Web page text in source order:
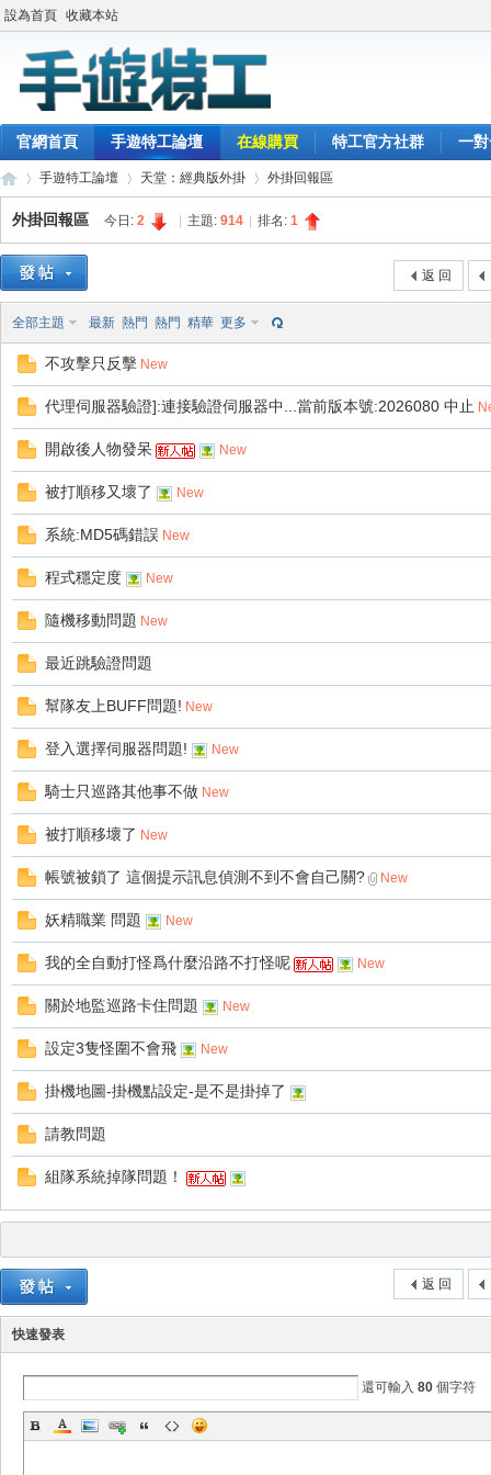
設為首頁 收藏本站
官網首頁 手遊特工論壇 在線購買 特工官方社群 一
»
手遊特工論壇 天堂：經典版外掛 外掛回報區
外掛回報區 今日: 2 主題: 914 排名: 1
返 回
全部主題 最新 熱門 熱門 精華 更多
不攻擊只反擊 New
代理伺服器驗證]:連接驗證伺服器中...當前版本號:2026080 中止
開啟後人物發呆 New
被打順移又壞了 New
系統:MD5碼錯誤 New
程式穩定度 New
隨機移動問題 New
最近跳驗證問題
幫隊友上BUFF問題! New
登入選擇伺服器問題! New
騎士只巡路其他事不做 New
被打順移壞了 New
帳號被鎖了 這個提示訊息偵測不到不會自己關? New
妖精職業 問題 New
我的全自動打怪爲什麼沿路不打怪呢 New
關於地監巡路卡住問題 New
設定3隻怪圍不會飛 New
掛機地圖-掛機點設定-是不是掛掉了
請教問題
組隊系統掉隊問題！
返 回
快速發表
還可輸入 80 個字符